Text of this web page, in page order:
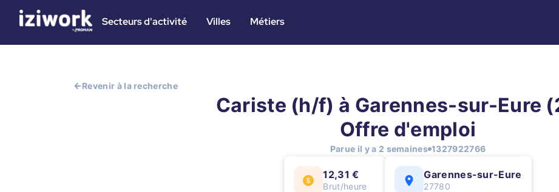
Secteurs d'activité Villes Métiers
Revenir à la recherche
Cariste (h/f) à Garennes-sur-Eure
Offre d'emploi
Parue il y a 2 semaines 1327922766
12,31 €
Brut/heure
Garennes-sur-Eure
27780